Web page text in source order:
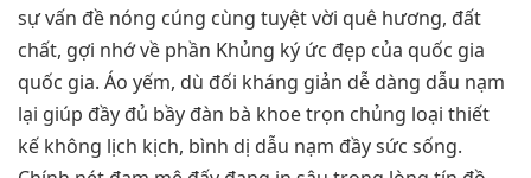
sự vấn đề nóng cúng cùng tuyệt vời quê hương, đất
chất, gợi nhớ về phần Khủng ký ức đẹp của quốc gia
quốc gia. Áo yếm, dù đối kháng giản dễ dàng dẫu nạm
lại giúp đầy đủ bầy đàn bà khoe trọn chủng loại thiết
kế không lịch kịch, bình dị dẫu nạm đầy sức sống.